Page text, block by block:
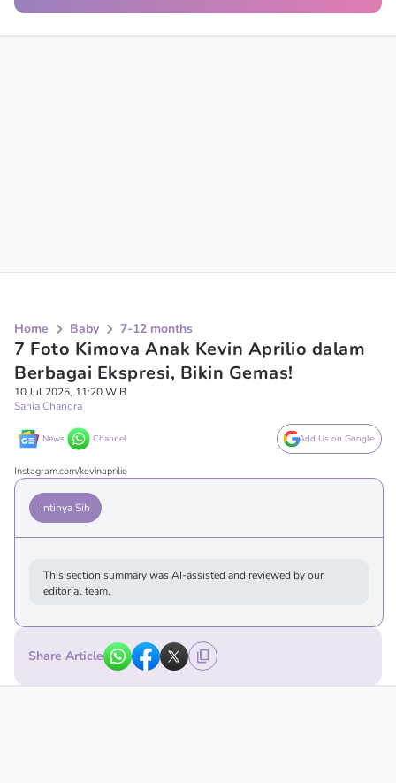
Home Baby 7-12 months
7 Foto Kimova Anak Kevin Aprilio dalam
Berbagai Ekspresi, Bikin Gemas!
10 Jul 2025, 11:20 WIB
Sania Chandra
News Channel Add Us on Google
Instagram.com/kevinaprilio
Intinya Sih
This section summary was AI-assisted and reviewed by our
editorial team.
Share Article